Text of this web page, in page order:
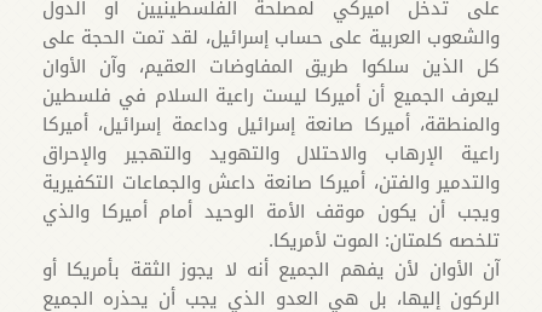
على تدخل أميركي لمصلحة الفلسطينيين أو الدول
والشعوب العربية على حساب إسرائيل، لقد تمت الحجة على
كل الذين سلكوا طريق المفاوضات العقيم، وآن الأوان
ليعرف الجميع أن أميركا ليست راعية السلام في فلسطين
والمنطقة، أميركا صانعة إسرائيل وداعمة إسرائيل، أميركا
راعية الإرهاب والاحتلال والتهويد والتهجير والإحراق
والتدمير والفتن، أميركا صانعة داعش والجماعات التكفيرية
ويجب أن يكون موقف الأمة الوحيد أمام أميركا والذي
تلخصه كلمتان: الموت لأمريكا.
آن الأوان لأن يفهم الجميع أنه لا يجوز الثقة بأمريكا أو
الركون إليها، بل هي العدو الذي يجب أن يحذره الجميع